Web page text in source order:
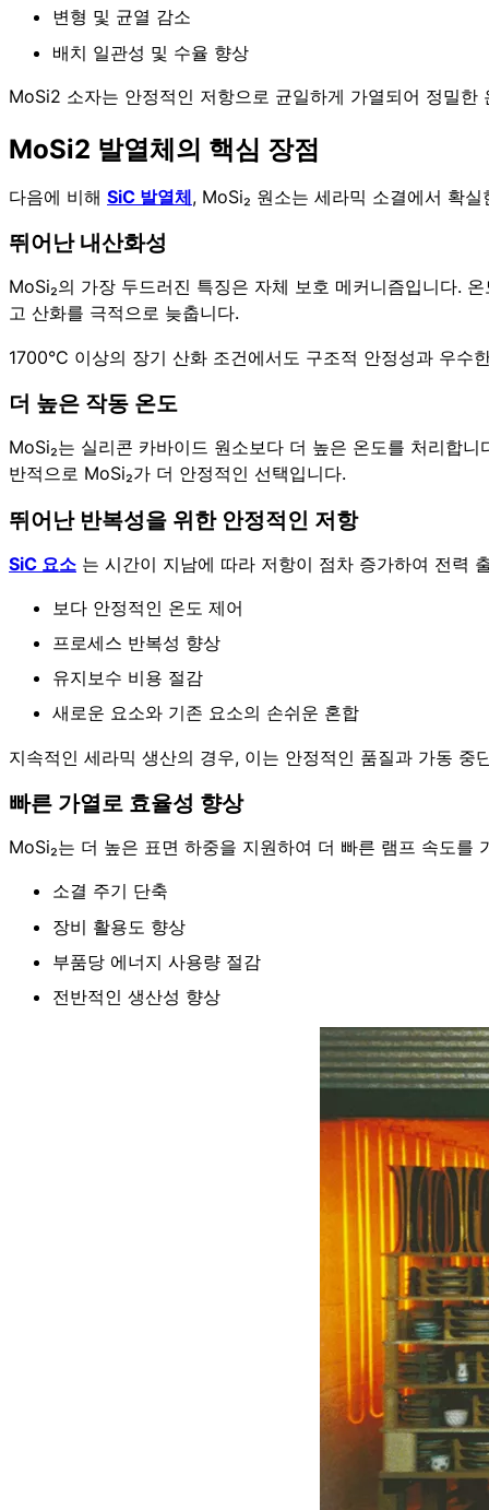
변형 및 균열 감소
배치 일관성 및 수율 향상
MoSi2 소자는 안정적인 저항으로 균일하게 가열되어 정밀한
MoSi2 발열체의 핵심 장점
다음에 비해 SiC 발열체, MoSi₂ 원소는 세라믹 소결에서 확
뛰어난 내산화성
MoSi₂의 가장 두드러진 특징은 자체 보호 메커니즘입니다.
고 산화를 극적으로 늦춥니다.
1700°C 이상의 장기 산화 조건에서도 구조적 안정성과 우수
더 높은 작동 온도
MoSi₂는 실리콘 카바이드 원소보다 더 높은 온도를 처리합
반적으로 MoSi₂가 더 안정적인 선택입니다.
뛰어난 반복성을 위한 안정적인 저항
SiC 요소 는 시간이 지남에 따라 저항이 점차 증가하여 전력
보다 안정적인 온도 제어
프로세스 반복성 향상
유지보수 비용 절감
새로운 요소와 기존 요소의 손쉬운 혼합
지속적인 세라믹 생산의 경우, 이는 안정적인 품질과 가동 중
빠른 가열로 효율성 향상
MoSi₂는 더 높은 표면 하중을 지원하여 더 빠른 램프 속도를
소결 주기 단축
장비 활용도 향상
부품당 에너지 사용량 절감
전반적인 생산성 향상